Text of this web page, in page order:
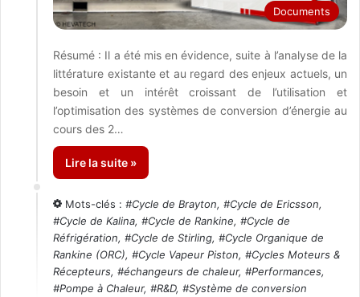
Documents
Résumé : Il a été mis en évidence, suite à l’analyse de la
littérature existante et au regard des enjeux actuels, un
besoin et un intérêt croissant de l’utilisation et
l’optimisation des systèmes de conversion d’énergie au
cours des 2…
Lire la suite »
Mots-clés : #Cycle de Brayton, #Cycle de Ericsson,
#Cycle de Kalina, #Cycle de Rankine, #Cycle de
Réfrigération, #Cycle de Stirling, #Cycle Organique de
Rankine (ORC), #Cycle Vapeur Piston, #Cycles Moteurs &
Récepteurs, #échangeurs de chaleur, #Performances,
#Pompe à Chaleur, #R&D, #Système de conversion